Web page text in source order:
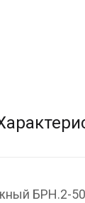
БРН.2-